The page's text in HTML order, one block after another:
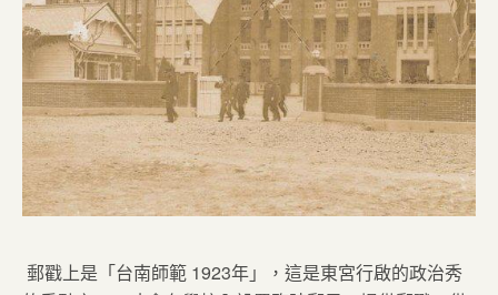
郵戳上是「台南師範 1923年」，這是東宮行啟的政治秀